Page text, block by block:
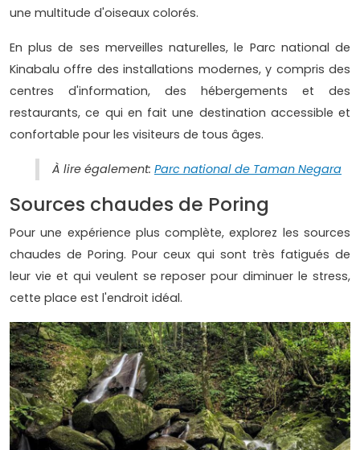
une multitude d'oiseaux colorés.
En plus de ses merveilles naturelles, le Parc national de
Kinabalu offre des installations modernes, y compris des
centres d'information, des hébergements et des
restaurants, ce qui en fait une destination accessible et
confortable pour les visiteurs de tous âges.
À lire également: Parc national de Taman Negara
Sources chaudes de Poring
Pour une expérience plus complète, explorez les sources
chaudes de Poring. Pour ceux qui sont très fatigués de
leur vie et qui veulent se reposer pour diminuer le stress,
cette place est l'endroit idéal.